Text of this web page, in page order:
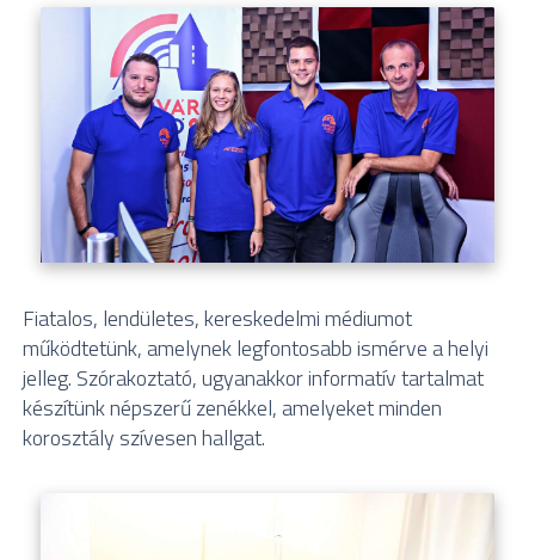
Fiatalos, lendületes, kereskedelmi médiumot
működtetünk, amelynek legfontosabb ismérve a helyi
jelleg. Szórakoztató, ugyanakkor informatív tartalmat
készítünk népszerű zenékkel, amelyeket minden
korosztály szívesen hallgat.